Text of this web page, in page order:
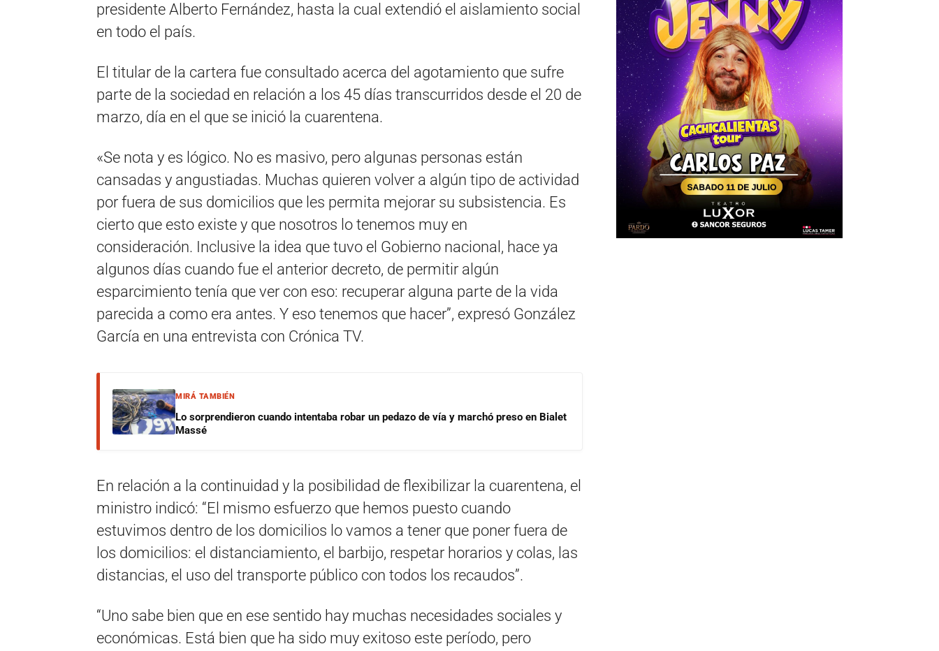
presidente Alberto Fernández, hasta la cual extendió el aislamiento social
en todo el país.
El titular de la cartera fue consultado acerca del agotamiento que sufre
parte de la sociedad en relación a los 45 días transcurridos desde el 20 de
marzo, día en el que se inició la cuarentena.
«Se nota y es lógico. No es masivo, pero algunas personas están
cansadas y angustiadas. Muchas quieren volver a algún tipo de actividad
por fuera de sus domicilios que les permita mejorar su subsistencia. Es
cierto que esto existe y que nosotros lo tenemos muy en
consideración. Inclusive la idea que tuvo el Gobierno nacional, hace ya
algunos días cuando fue el anterior decreto, de permitir algún
esparcimiento tenía que ver con eso: recuperar alguna parte de la vida
parecida a como era antes. Y eso tenemos que hacer”, expresó González
García en una entrevista con Crónica TV.
MIRÁ TAMBIÉN
Lo sorprendieron cuando intentaba robar un pedazo de vía y marchó preso en Bialet
Massé
En relación a la continuidad y la posibilidad de flexibilizar la cuarentena, el
ministro indicó: “El mismo esfuerzo que hemos puesto cuando
estuvimos dentro de los domicilios lo vamos a tener que poner fuera de
los domicilios: el distanciamiento, el barbijo, respetar horarios y colas, las
distancias, el uso del transporte público con todos los recaudos”.
“Uno sabe bien que en ese sentido hay muchas necesidades sociales y
económicas. Está bien que ha sido muy exitoso este período, pero